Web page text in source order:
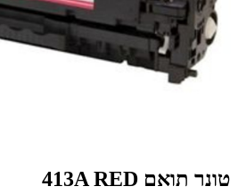
טונר תואם 413A RED